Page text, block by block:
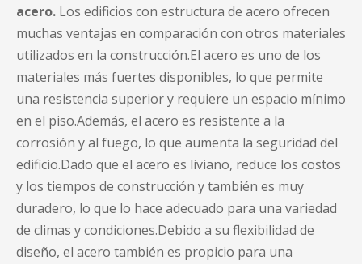
acero. Los edificios con estructura de acero ofrecen
muchas ventajas en comparación con otros materiales
utilizados en la construcción.El acero es uno de los
materiales más fuertes disponibles, lo que permite
una resistencia superior y requiere un espacio mínimo
en el piso.Además, el acero es resistente a la
corrosión y al fuego, lo que aumenta la seguridad del
edificio.Dado que el acero es liviano, reduce los costos
y los tiempos de construcción y también es muy
duradero, lo que lo hace adecuado para una variedad
de climas y condiciones.Debido a su flexibilidad de
diseño, el acero también es propicio para una